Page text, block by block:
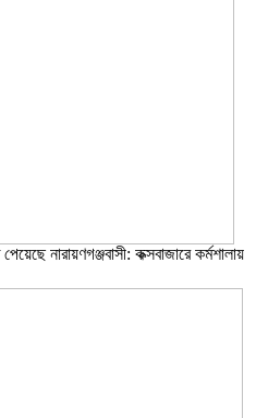
নারায়ণগঞ্জবাসী: কক্সবাজারে কর্মশালায়